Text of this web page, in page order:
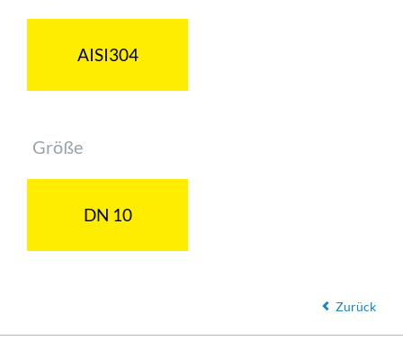
AISI304
Pflichtfeld
Größe
DN 10
Zurück